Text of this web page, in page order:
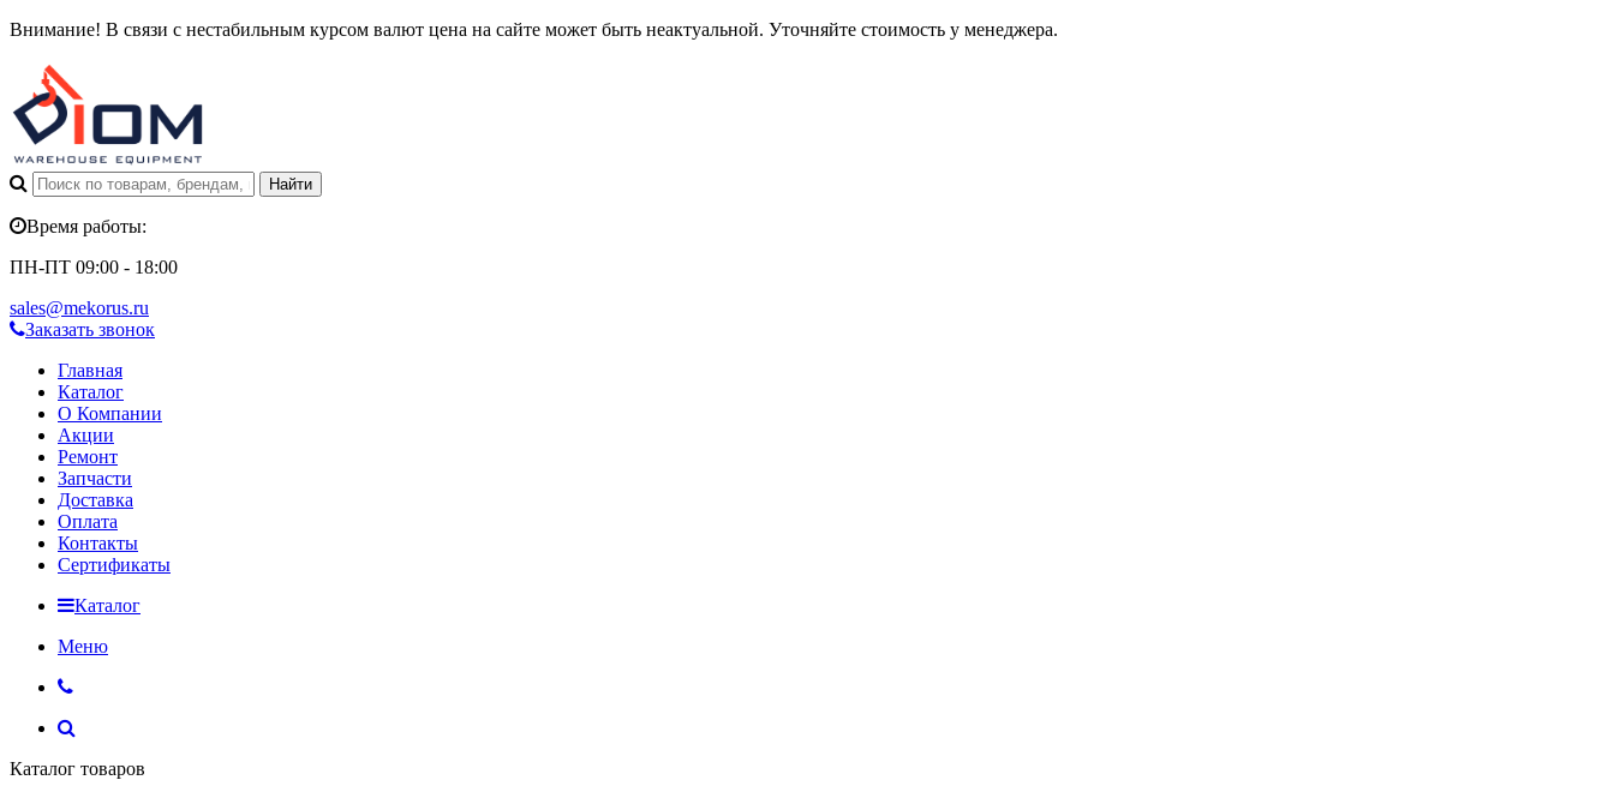
Внимание! В связи с нестабильным курсом валют цена на сайте может быть неактуальной. Уточняйте стоимость у менеджера.
Время работы:
ПН-ПТ 09:00 - 18:00
sales@mekorus.ru
Заказать звонок
Главная
Каталог
О Компании
Акции
Ремонт
Запчасти
Доставка
Оплата
Контакты
Сертификаты
Каталог
Меню
Каталог товаров